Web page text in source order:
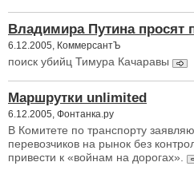
Владимира Путина просят
6.12.2005, КоммерсантЪ
поиск убийц Тимура Качаравы
Маршрутки unlimited
6.12.2005, Фонтанка.ру
В Комитете по транспорту
перевозчиков на рынок без
привести к «войнам на дорогах».